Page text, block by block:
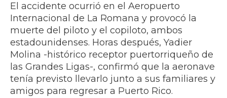
El accidente ocurrió en el Aeropuerto
Internacional de La Romana y provocó la
muerte del piloto y el copiloto, ambos
estadounidenses. Horas después, Yadier
Molina -histórico receptor puertorriqueño de
las Grandes Ligas-, confirmó que la aeronave
tenía previsto llevarlo junto a sus familiares y
amigos para regresar a Puerto Rico.